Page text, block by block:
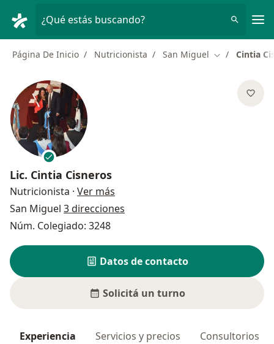
¿Qué estás buscando?
Página De Inicio Nutricionista San Miguel Cambiar de
Cintia
Lic. Cintia Cisneros
Nutricionista · Ver más
San Miguel 3 direcciones
Núm. Colegiado: 3248
Datos de contacto
Solicitá un turno
Experiencia Servicios y precios Consultorios